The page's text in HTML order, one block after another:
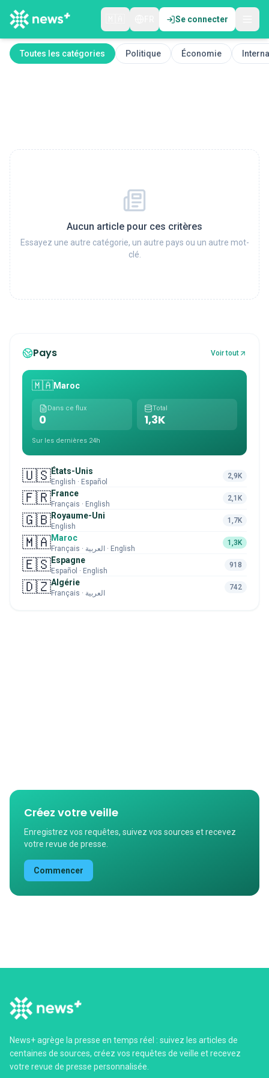
Se connecter
Toutes les catégories Politique Économie
Aucun article pour ces critères
Essayez une autre catégorie, un autre pays ou un autre mot-
clé.
Pays Voir tout
🇲🇦Maroc
Dans ce flux
0
Total
1,3K
Sur les dernières 24h
🇺🇸États-Unis
English · Español
2,9K
🇫🇷France
Français · English
2,1K
🇬🇧Royaume-Uni
English
1,7K
🇲🇦Maroc
Français · العربية · English
1,3K
🇪🇸Espagne
Español · English
918
🇩🇿Algérie
Français · العربية
742
Créez votre veille
Enregistrez vos requêtes, suivez vos sources et recevez
votre revue de presse.
Commencer
News+ agrège la presse en temps réel : suivez les articles de
centaines de sources, créez vos requêtes de veille et recevez
votre revue de presse personnalisée.